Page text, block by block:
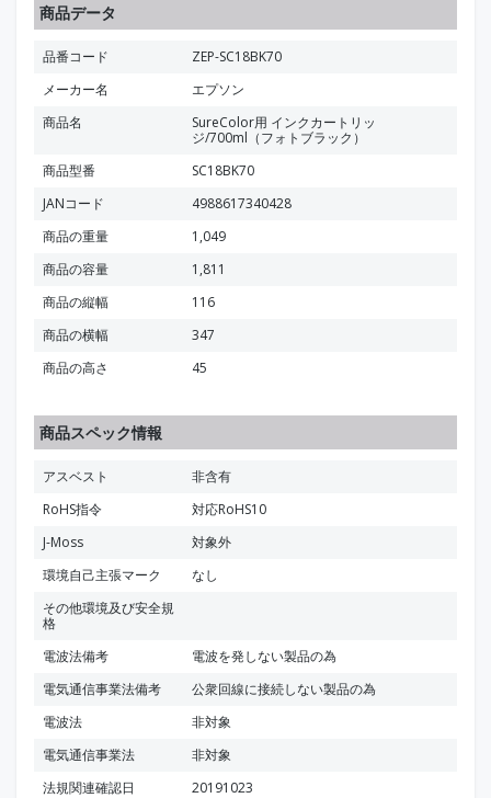
商品データ
品番コード
ZEP-SC18BK70
メーカー名
エプソン
商品名
SureColor用 インクカートリッ
ジ/700ml（フォトブラック）
商品型番
SC18BK70
JANコード
4988617340428
商品の重量
1,049
商品の容量
1,811
商品の縦幅
116
商品の横幅
347
商品の高さ
45
商品スペック情報
アスベスト
非含有
RoHS指令
対応RoHS10
J-Moss
対象外
環境自己主張マーク
なし
その他環境及び安全規
格
電波法備考
電波を発しない製品の為
電気通信事業法備考
公衆回線に接続しない製品の為
電波法
非対象
電気通信事業法
非対象
法規関連確認日
20191023